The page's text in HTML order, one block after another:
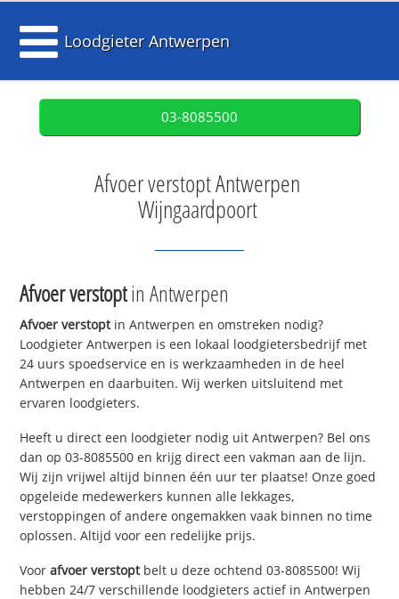
Loodgieter Antwerpen
03-8085500
Afvoer verstopt Antwerpen
Wijngaardpoort
Afvoer verstoptin Antwerpen
Afvoer verstoptin Antwerpen en omstreken nodig?
Loodgieter Antwerpen is een lokaal loodgietersbedrijf met
24 uurs spoedservice en is werkzaamheden in de heel
Antwerpen en daarbuiten. Wij werken uitsluitend met
ervaren loodgieters.
Heeft u direct een loodgieter nodig uit Antwerpen? Bel ons
dan op 03-8085500 en krijg direct een vakman aan de lijn.
Wij zijn vrijwel altijd binnen één uur ter plaatse! Onze goed
opgeleide medewerkers kunnen alle lekkages,
verstoppingen of andere ongemakken vaak binnen no time
oplossen. Altijd voor een redelijke prijs.
Voorafvoer verstoptbelt u deze ochtend 03-8085500! Wij
hebben 24/7 verschillende loodgieters actief in Antwerpen